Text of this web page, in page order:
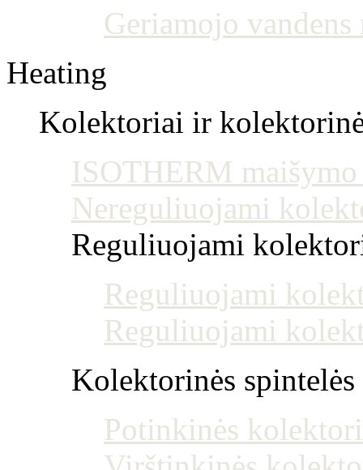
Geriamojo
Heating
Kolektoriai ir
ISOTHERM
Nereguliuojami
Reguliuojami
Reguliuojami
Reguliuojami
Kolektorinės spintelės
Potinkinės